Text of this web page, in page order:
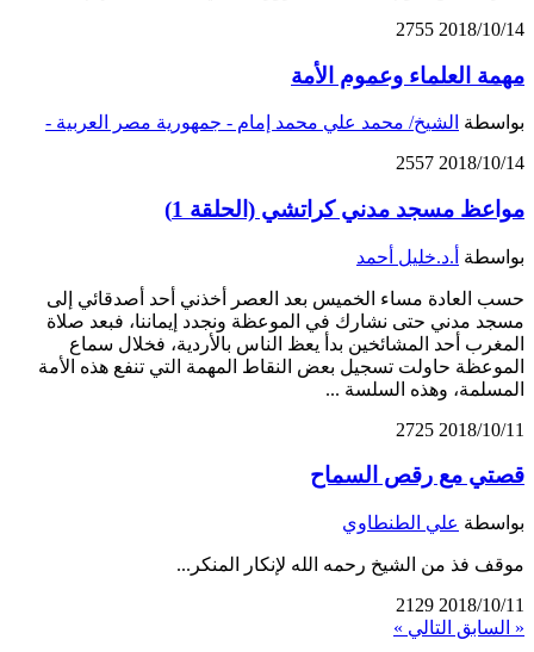
2018/10/14
2755
مهمة العلماء وعموم الأمة
بواسطة الشيخ/ محمد علي محمد إمام - جمهورية مصر العربية -
2018/10/14
2557
مواعظ مسجد مدني كراتشي (الحلقة 1)
بواسطة أ.د.خليل أحمد
حسب العادة مساء الخميس بعد العصر أخذني أحد أصدقائي إلى
مسجد مدني حتى نشارك في الموعظة ونجدد إيماننا، فبعد صلاة
المغرب أحد المشائخين بدأ يعظ الناس بالأردية، فخلال سماع
الموعظة حاولت تسجيل بعض النقاط المهمة التي تنفع هذه الأمة
المسلمة، وهذه السلسة ...
2018/10/11
2725
قصتي مع رقص السماح
بواسطة علي الطنطاوي
موقف فذ من الشيخ رحمه الله لإنكار المنكر...
2018/10/11
2129
« السابق التالي »